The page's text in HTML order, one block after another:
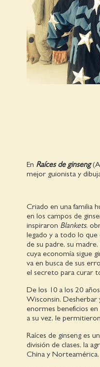
En Raíces de ginseng
mejor guionista y
Criado en una familia
en los campos de
inspiraron Blankets,
legado y a todo lo que
de su padre, su
cuya economía sigue
va en busca de sus
el secreto para curar
De los 10 a los 20
Wisconsin. Desherbar
enormes beneficios
a su vez, le
Raíces de ginseng es
división de clases, la
China y